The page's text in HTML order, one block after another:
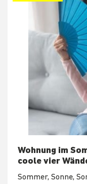
Wohnung im
coole vier
Sommer, Sonne,